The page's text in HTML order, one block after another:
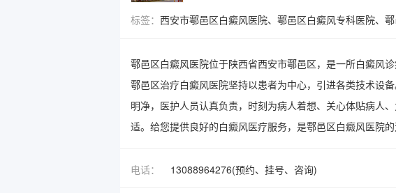
标签： 西安市鄠邑区白癜风医院、鄠邑区白癜风专科医院、
鄠邑区白癜风医院位于陕西省西安市鄠邑区，是一所白癜风
鄠邑区治疗白癜风医院坚持以患者为中心，引进各类技术设
明净，医护人员认真负责，时刻为病人着想、关心体贴病人
适。给您提供良好的白癜风医疗服务，是鄠邑区白癜风医院的
电话： 13088964276(预约、挂号、咨询)